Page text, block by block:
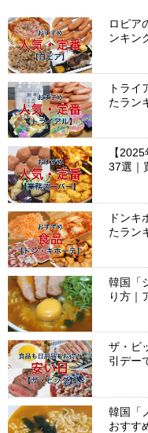
ロピア
ンキン
トライ
たラン
【
37選｜
ドンキ
たラン
韓国「
り方｜
ザ・ビ
引デー
韓国「
おすす